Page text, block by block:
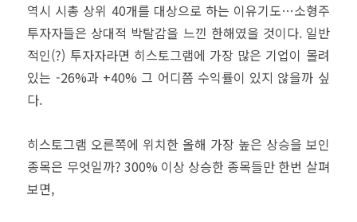
역시 시총 상위 40개를 대상으로 하는 이유기도…소형주
투자자들은 상대적 박탈감을 느낀 한해였을 것이다. 일반
적인(?) 투자자라면 히스토그램에 가장 많은 기업이 몰려
있는 -26%과 +40% 그 어디쯤 수익률이 있지 않을까 싶
다.
히스토그램 오른쪽에 위치한 올해 가장 높은 상승을 보인
종목은 무엇일까? 300% 이상 상승한 종목들만 한번 살펴
보면,